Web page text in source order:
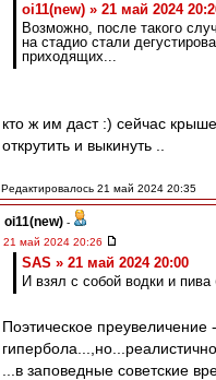
oi11(new) » 21 май 2024
Возможно, после такого
на стадио стали
приходящих...
кто ж им даст :) сейчас
открутить и выкинуть ..
Редактировалось 21 май 2024 20:35
oi11(new) -
21 май 2024 20:26
SAS » 21 май 2024 20:00
И взял с собой водки и пива
Поэтическое преувеличение -
...в заповедные советские